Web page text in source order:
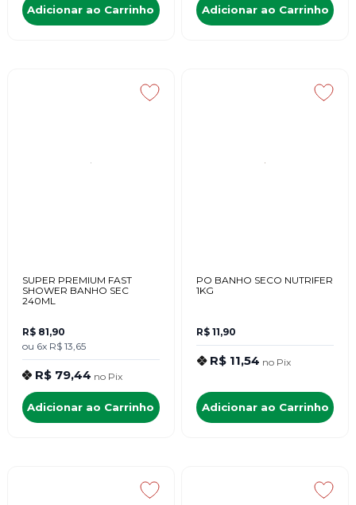
Adicionar ao Carrinho Adicionar ao Carrinho
SUPER PREMIUM FAST
SHOWER BANHO SEC
240ML
R$ 81,90
ou 6x R$ 13,65
R$ 79,44 no Pix
Adicionar ao Carrinho
PO BANHO SECO NUTRIFER
1KG
R$ 11,90
R$ 11,54 no Pix
Adicionar ao Carrinho